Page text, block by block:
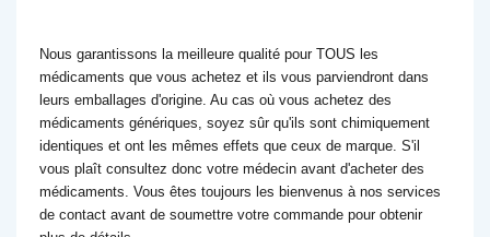
Nous garantissons la meilleure qualité pour TOUS les
médicaments que vous achetez et ils vous parviendront dans
leurs emballages d'origine. Au cas où vous achetez des
médicaments génériques, soyez sûr qu'ils sont chimiquement
identiques et ont les mêmes effets que ceux de marque. S'il
vous plaît consultez donc votre médecin avant d'acheter des
médicaments. Vous êtes toujours les bienvenus à nos services
de contact avant de soumettre votre commande pour obtenir